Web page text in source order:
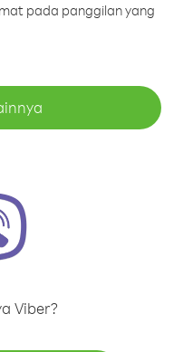
pada panggilan yang
Viber?